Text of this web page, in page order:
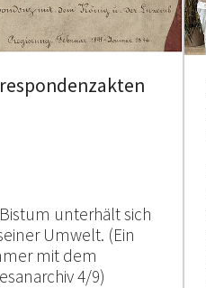
unterhält sich
Umwelt. (Ein
mit dem
4/9)